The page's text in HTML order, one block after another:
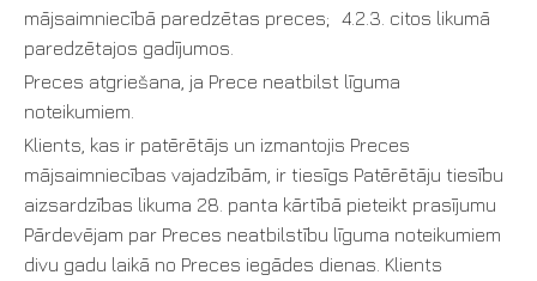
mājsaimniecībā paredzētas preces; 4.2.3. citos likumā
paredzētajos gadījumos.
Preces atgriešana, ja Prece neatbilst līguma
noteikumiem.
Klients, kas ir patērētājs un izmantojis Preces
mājsaimniecības vajadzībām, ir tiesīgs Patērētāju tiesību
aizsardzības likuma 28. panta kārtībā pieteikt prasījumu
Pārdevējam par Preces neatbilstību līguma noteikumiem
divu gadu laikā no Preces iegādes dienas. Klients